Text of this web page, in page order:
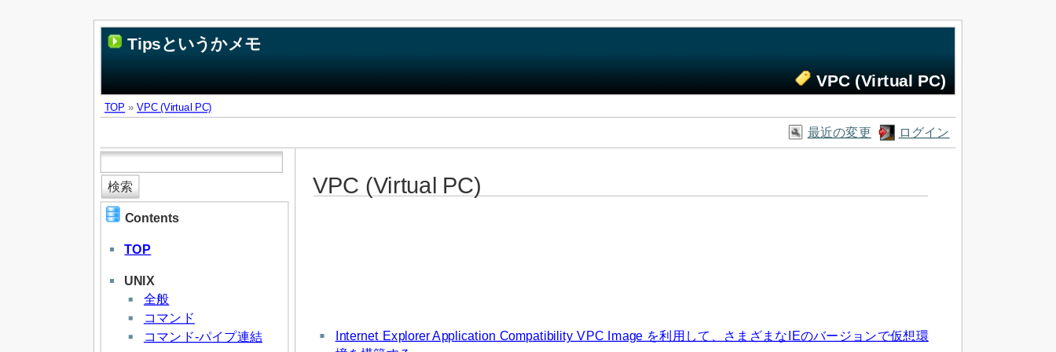
Tipsというかメモ
VPC (Virtual PC)
TOP »VPC (Virtual PC)
最近の変更 ログイン
Contents
TOP
UNIX
全般
コマンド
コマンド-パイプ連結
VPC (Virtual PC)
Internet Explorer Application Compatibility VPC Image を利用して、さまざまなIEのバージョンで仮想環